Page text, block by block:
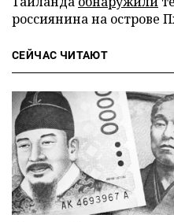
россиянина на острове
СЕЙЧАС ЧИТАЮТ